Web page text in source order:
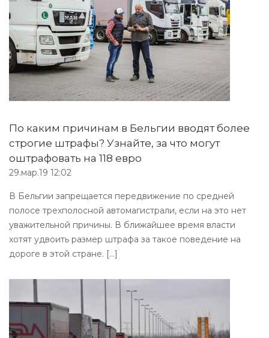
По каким причинам в Бельгии вводят более
строгие штрафы? Узнайте, за что могут
оштрафовать на 118 евро
29.мар.19 12:02
В Бельгии запрещается передвижение по средней
полосе трехполосной автомагистрали, если на это нет
уважительной причины. В ближайшее время власти
хотят удвоить размер штрафа за такое поведение на
дороге в этой стране. [...]